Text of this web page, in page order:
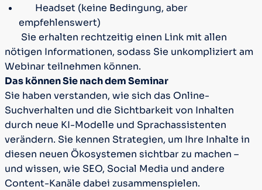
Headset (keine Bedingung, aber
empfehlenswert)
Sie erhalten rechtzeitig einen Link mit allen
nötigen Informationen, sodass Sie unkompliziert am
Webinar teilnehmen können.
Das können Sie nach dem Seminar
Sie haben verstanden, wie sich das Online-
Suchverhalten und die Sichtbarkeit von Inhalten
durch neue KI-Modelle und Sprachassistenten
verändern. Sie kennen Strategien, um Ihre Inhalte in
diesen neuen Ökosystemen sichtbar zu machen –
und wissen, wie SEO, Social Media und andere
Content-Kanäle dabei zusammenspielen.